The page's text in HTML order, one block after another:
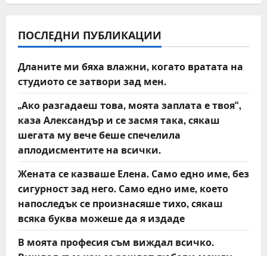
v
i
g
a
t
i
o
n
ПОСЛЕДНИ ПУБЛИКАЦИИ
Дланите ми бяха влажни, когато вратата на
студиото се затвори зад мен.
„Ако разгадаеш това, моята заплата е твоя“,
каза Александър и се засмя така, сякаш
шегата му вече беше спечелила
аплодисментите на всички.
Жената се казваше Елена. Само едно име, без
сигурност зад него. Само едно име, което
напоследък се произнасяше тихо, сякаш
всяка буква можеше да я издаде
В моята професия съм виждал всичко.